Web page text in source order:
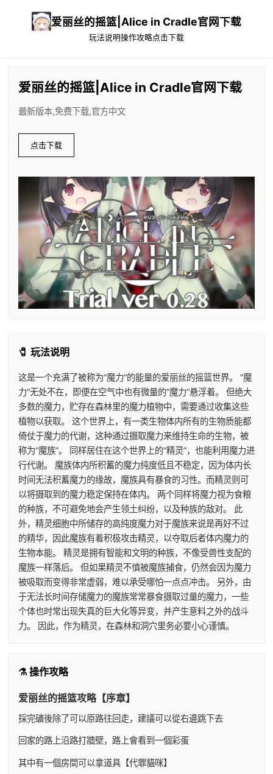
爱丽丝的摇篮|Alice in Cradle官网下载
玩法说明操作攻略点击下载
爱丽丝的摇篮|Alice in Cradle官网下载
最新版本,免费下载,官方中文
点击下载
🧷 玩法说明
这是一个充满了被称为“魔力”的能量的爱丽丝的摇篮世界。 “魔
力”无处不在，即便在空气中也有微量的“魔力”悬浮着。 但绝大
多数的魔力，贮存在森林里的魔力植物中，需要通过收集这些
植物以获取。 这个世界上，有一类生物体内所有的生物质能都
倚仗于魔力的代谢，这种通过摄取魔力来维持生命的生物，被
称为“魔族”。 同样居住在这个世界上的“精灵”，也能利用魔力进
行代谢。 魔族体内所积蓄的魔力纯度低且不稳定，因为体内长
时间无法积蓄魔力的缘故，魔族具有暴食的习性。而精灵则可
以将摄取到的魔力稳定保持在体内。 两个同样将魔力视为食粮
的种族，不可避免地会产生领土纠纷，以及种族的敌对。 此
外，精灵细胞中所储存的高纯度魔力对于魔族来说是再好不过
的精华，因此魔族有着积极攻击精灵，以夺取后者体内魔力的
生物本能。 精灵是拥有智能和文明的种族，不像受兽性支配的
魔族一样落后。 但如果精灵不慎被魔族捕食，仍然会因为魔力
被吸取而变得非常虚弱，难以承受哪怕一点点冲击。 另外，由
于无法长时间存储魔力的魔族常常暴食摄取过量的魔力，一些
个体也时常出现失真的巨大化等异变，并产生意料之外的战斗
力。 因此，作为精灵，在森林和洞穴里务必要小心谨慎。
⚗️ 操作攻略
爱丽丝的摇篮攻略【序章】
採完礦後除了可以原路往回走，建議可以從右邊跳下去
回家的路上沿路打牆壁，路上會看到一個彩蛋
其中有一個房間可以拿道具【代罪貓咪】